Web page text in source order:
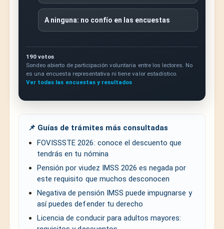
A ninguna: no confío en las encuestas
190 votos
Sondeo abierto de participación voluntaria entre los lectores. No
es una encuesta representativa ni tiene valor estadístico.
Ver todas las encuestas y resultados
📌 Guías de trámites más consultadas
FOVISSSTE 2026: conoce el descuento que
tendrás en tu nómina
Pensión por viudez IMSS 2026 es negada por
este requisito que muchos desconocen
Negativa de pensión IMSS puede impugnarse y
así puedes defender tu derecho
Licencia de conducir para adultos mayores: